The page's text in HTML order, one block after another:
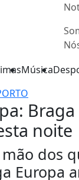
Música
noite
dos
Europa